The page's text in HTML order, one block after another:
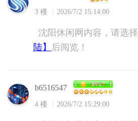
3 楼 2026/7/2 15:14:00
沈阳休闲网内容，请选择
陆】
后阅览！
b6516547
4 楼 2026/7/2 15:29:00